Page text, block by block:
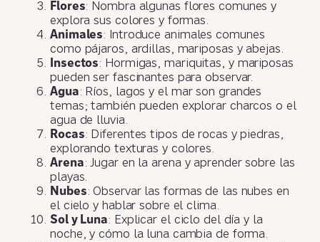
Flores: Nombra algunas flores comunes y
explora sus colores y formas.
Animales: Introduce animales comunes
como pájaros, ardillas, mariposas y abejas.
Insectos: Hormigas, mariquitas, y mariposas
pueden ser fascinantes para observar.
Agua: Ríos, lagos y el mar son grandes
temas; también pueden explorar charcos o el
agua de lluvia.
Rocas: Diferentes tipos de rocas y piedras,
explorando texturas y colores.
Arena: Jugar en la arena y aprender sobre las
playas.
Nubes: Observar las formas de las nubes en
el cielo y hablar sobre el clima.
Sol y Luna: Explicar el ciclo del día y la
noche, y cómo la luna cambia de forma.